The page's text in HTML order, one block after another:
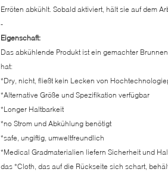
Erröten abkühlt. Sobald aktiviert, hält sie auf dem
-
Eigenschaft:
Das abkühlende Produkt ist ein gemachter
hat:
*Dry, nicht, fließt kein Lecken von
*Alternative Größe und Spezifikation verfügbar
*Longer Haltbarkeit
*no Strom und Abkühlung benötigt
*safe, ungiftig, umweltfreundlich
*Medical Gradmaterialien liefern Sicherheit und
das *Cloth, das auf die Rückseite sich schart,